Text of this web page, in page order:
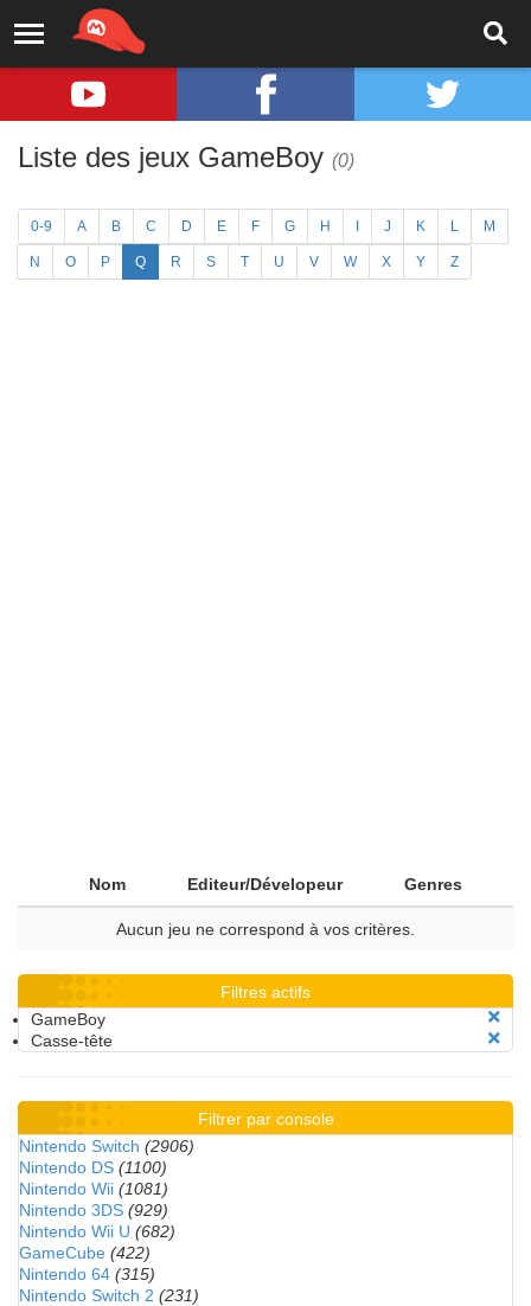
Liste des jeux GameBoy (0)
0-9 A B C D E F G H J K L M
N O P Q R S T U V W X Y Z
Nom Editeur/Dévelopeur Genres
Aucun jeu ne correspond à vos critères.
Filtres actifs
GameBoy
Casse-tête
Filtrer par console
Nintendo Switch (2906)
Nintendo DS (1100)
Nintendo Wii (1081)
Nintendo 3DS (929)
Nintendo Wii U (682)
GameCube (422)
Nintendo 64 (315)
Nintendo Switch 2 (231)